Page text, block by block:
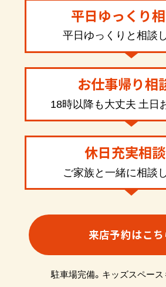
平日ゆっくり
平日ゆっくりと相談
お仕事帰り相
18時以降も大丈夫 土日
休日充実相
ご家族と一緒に相談
来店予約はこち
駐車場完備。キッズスペース